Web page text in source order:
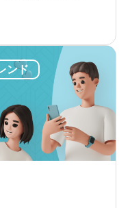
と、世界中のア
。
ンド